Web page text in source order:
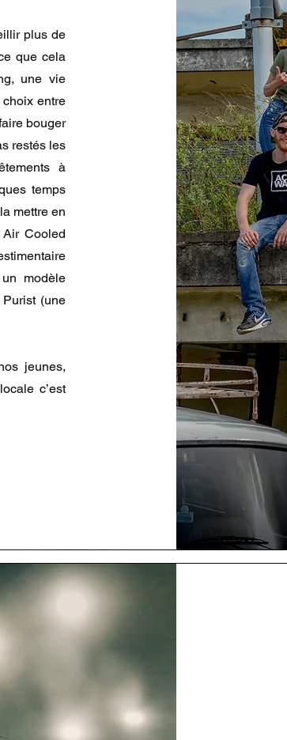
plus de
que cela
une vie
entre
bouger
restés les
à
temps
mettre en
Cooled
modèle
(une
jeunes,
c’est